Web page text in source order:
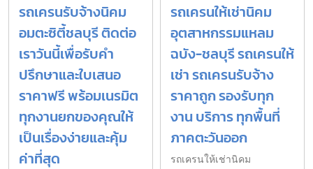
รถเครนรับจ้างนิคม
อมตะซิตี้ชลบุรี ติดต่อ
เราวันนี้เพื่อรับคำ
ปรึกษาและใบเสนอ
ราคาฟรี พร้อมเนรมิต
ทุกงานยกของคุณให้
เป็นเรื่องง่ายและคุ้ม
ค่าที่สุด
รถเครนให้เช่านิคม
อุตสาหกรรมแหลม
ฉบัง-ชลบุรี รถเครนให้
เช่า รถเครนรับจ้าง
ราคาถูก รองรับทุก
งาน บริการ ทุกพื้นที่
ภาคตะวันออก
รถเครนให้เช่านิคม